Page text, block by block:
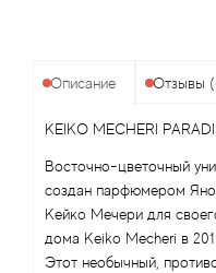
Описание Отзывы
KEIKO MECHERI
Восточно-цветочный
создан парфюмером
Кейко Мечери для
дома Keiko Mecheri в
Этот необычный,
Alyson Oldoini
Alyssa Ashley